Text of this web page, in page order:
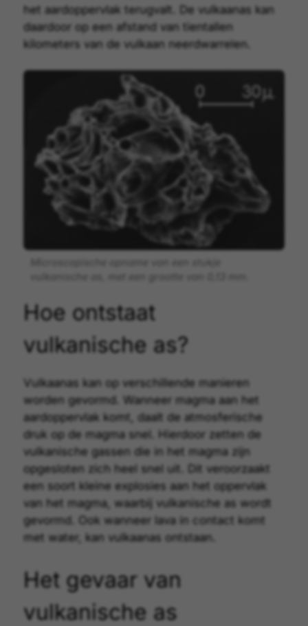
het aardoppervlak terugvalt. De vulkaanas kan
daardoor op een afstand van tientallen
kilometers van de vulkaan neerdwarrelen.
Hoe ontstaat
vulkanische as?
Vulkaanas kan op verschillende manieren
worden gevormd. Wanneer magmaaan het
aardoppervlak komt, daalt de atmosferische
druk op de magma snel. Hierdoor zetten de
vulkanische gassen die in het magma zijn
opgesloten zich heel snel uit. Dit veroorzaakt
een soort kleine explosies aan het oppervlak
van het magma, waarbij vulkanische as wordt
gevormd. Ook wanneer lava in contact komt
met water, kan vulkaanas ontstaan.
Het gevaar van
vulkanische as